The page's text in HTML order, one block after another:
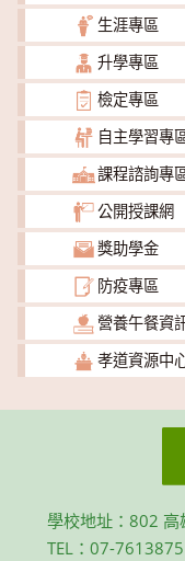
生涯專區
升學專區
檢定專區
自主學習專
課程諮詢專
公開授課網
獎助學金
防疫專區
營養午餐資
孝道資源中
學校地址：802
TEL：07-